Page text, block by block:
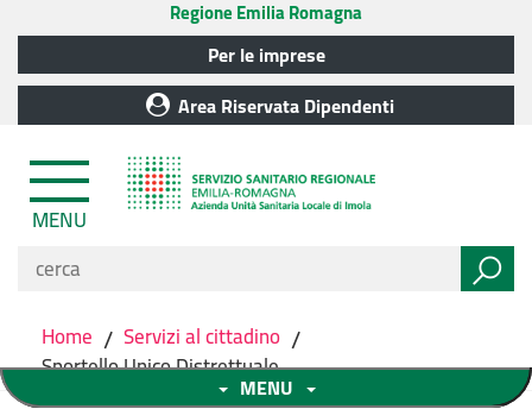
Regione Emilia Romagna
Per le imprese
Area Riservata Dipendenti
MENU
Home / Servizi al cittadino /
Sportello Unico Distrettuale
MENU